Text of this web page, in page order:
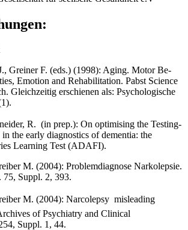
Greiner F. (eds.) (1998): Aging. Motor Be­
Emotion and Rehabilitation. Pabst Science
Gleichzeitig erschienen als: Psychologische
R. (in prep.): On optimising the Testing-
the early diagnostics of dementia: the
Learning Test (ADAFI).
M. (2004): Problemdiagnose Narkolepsie.
Suppl. 2, 393.
M. (2004): Narcolepsy  misleading
of Psychiatry and Clinical
Suppl. 1, 44.